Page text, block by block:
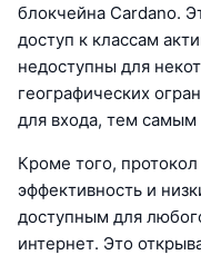
блокчейна Cardano.
доступ к классам
недоступны для
географических
для входа, тем самым
Кроме того,
эффективность и
доступным для
интернет. Это